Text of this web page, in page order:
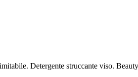
Detergente struccante viso. Beauty